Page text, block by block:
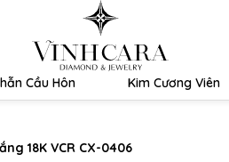
Cầu Hôn Kim Cương Viên
18K VCR CX-0406